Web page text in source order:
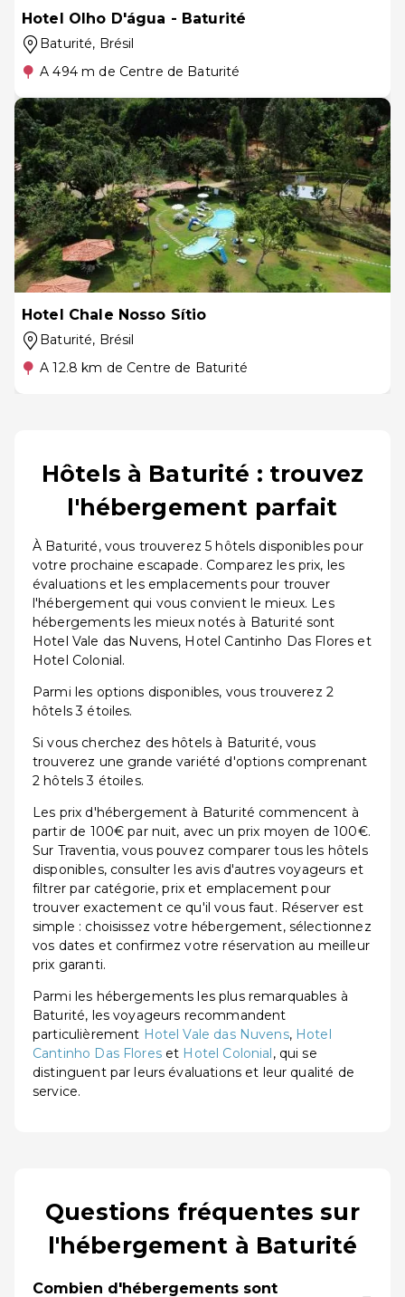
Hotel Olho D'água - Baturité
Baturité, Brésil
A 494 m de Centre de Baturité
Hotel Chale Nosso Sítio
Baturité, Brésil
A 12.8 km de Centre de Baturité
Hôtels à Baturité : trouvez
l'hébergement parfait
À Baturité, vous trouverez 5 hôtels disponibles pour
votre prochaine escapade. Comparez les prix, les
évaluations et les emplacements pour trouver
l'hébergement qui vous convient le mieux. Les
hébergements les mieux notés à Baturité sont
Hotel Vale das Nuvens, Hotel Cantinho Das Flores et
Hotel Colonial.
Parmi les options disponibles, vous trouverez 2
hôtels 3 étoiles.
Si vous cherchez des hôtels à Baturité, vous
trouverez une grande variété d'options comprenant
2 hôtels 3 étoiles.
Les prix d'hébergement à Baturité commencent à
partir de 100€ par nuit, avec un prix moyen de 100€.
Sur Traventia, vous pouvez comparer tous les hôtels
disponibles, consulter les avis d'autres voyageurs et
filtrer par catégorie, prix et emplacement pour
trouver exactement ce qu'il vous faut. Réserver est
simple : choisissez votre hébergement, sélectionnez
vos dates et confirmez votre réservation au meilleur
prix garanti.
Parmi les hébergements les plus remarquables à
Baturité, les voyageurs recommandent
particulièrement Hotel Vale das Nuvens, Hotel
Cantinho Das Floreset Hotel Colonial, qui se
distinguent par leurs évaluations et leur qualité de
service.
Questions fréquentes sur
l'hébergement à Baturité
Combien d'hébergements sont